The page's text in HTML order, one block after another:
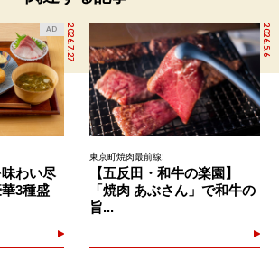
2026.7.27
AD
わい尽
3種盛
2026.5.6
東京町焼肉最前線!
【五反田・和牛の楽園】
「焼肉 あぶさん」で和牛の
旨...